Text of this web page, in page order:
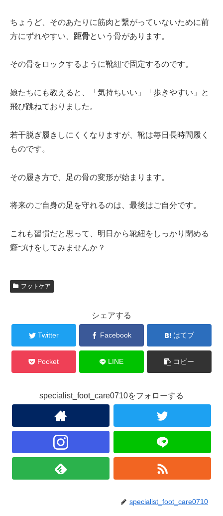
ちょうど、そのあたりに筋肉と繋がっていないために前
方にずれやすい、 距骨という骨があります。
その骨をロックするように靴紐で固定するのです。
娘たちにも教えると、「気持ちいい」「歩きやすい」と
飛び跳ねておりました。
若干脱ぎ履きしにくくなりますが、靴は毎日長時間履く
ものです。
その履き方で、足の骨の変形が始まります。
将来のご自身の足を守れるのは、最後はご自分です。
これも習慣だと思って、明日から靴紐をしっかり閉める
癖づけをしてみませんか？
フットケア
シェアする
Twitter Facebook はてブ
Pocket LINE コピー
specialist_foot_care0710をフォローする
specialist_foot_care0710